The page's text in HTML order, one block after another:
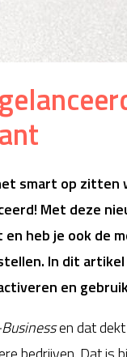
smart op
Met deze
heb je ook de
In dit
en
en dat